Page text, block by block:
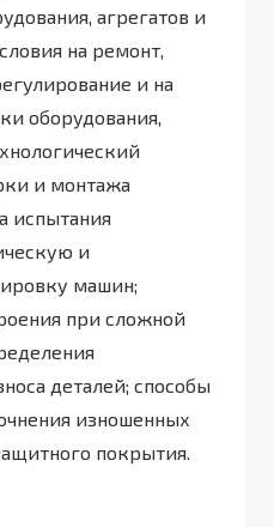
агрегатов и
на ремонт,
и на
оборудования,
и монтажа
испытания
и
машин;
при сложной
деталей; способы
изношенных
покрытия.